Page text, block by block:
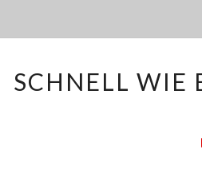
SCHNELL WIE